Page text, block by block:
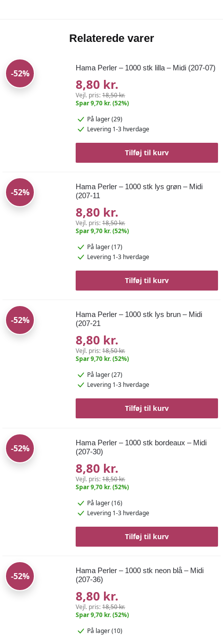
Relaterede varer
-52%
Hama Perler – 1000 stk lilla – Midi (207-07)
8,80 kr.
Vejl. pris:18,50 kr.
Spar 9,70 kr. (52%)
På lager (29)
Levering 1-3 hverdage
Tilføj til kurv
-52%
Hama Perler – 1000 stk lys grøn – Midi
(207-11
8,80 kr.
Vejl. pris:18,50 kr.
Spar 9,70 kr. (52%)
På lager (17)
Levering 1-3 hverdage
Tilføj til kurv
-52%
Hama Perler – 1000 stk lys brun – Midi
(207-21
8,80 kr.
Vejl. pris:18,50 kr.
Spar 9,70 kr. (52%)
På lager (27)
Levering 1-3 hverdage
Tilføj til kurv
-52%
Hama Perler – 1000 stk bordeaux – Midi
(207-30)
8,80 kr.
Vejl. pris:18,50 kr.
Spar 9,70 kr. (52%)
På lager (16)
Levering 1-3 hverdage
Tilføj til kurv
-52%
Hama Perler – 1000 stk neon blå – Midi
(207-36)
8,80 kr.
Vejl. pris:18,50 kr.
Spar 9,70 kr. (52%)
På lager (10)